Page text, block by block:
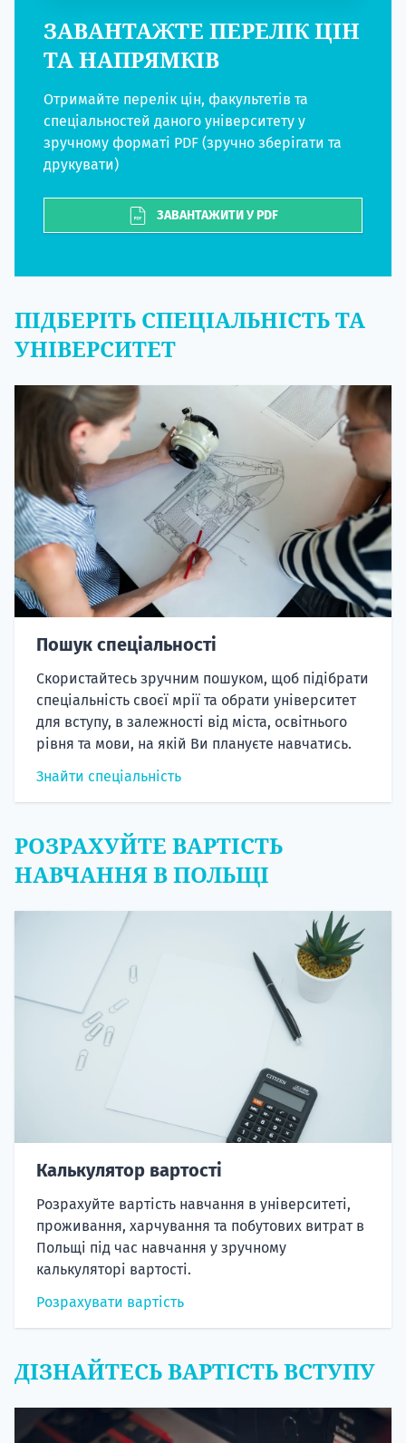
ЗАВАНТАЖТЕ ПЕРЕЛІК ЦІН
ТА НАПРЯМКІВ
Отримайте перелік цін, факультетів та
спеціальностей даного університету у
зручному форматі PDF (зручно зберігати та
друкувати)
ЗАВАНТАЖИТИ У PDF
ПІДБЕРІТЬ СПЕЦІАЛЬНІСТЬ ТА
УНІВЕРСИТЕТ
Пошук спеціальності
Скористайтесь зручним пошуком, щоб підібрати
спеціальність своєї мрії та обрати університет
для вступу, в залежності від міста, освітнього
рівня та мови, на якій Ви плануєте навчатись.
Знайти спеціальність
РОЗРАХУЙТЕ ВАРТІСТЬ
НАВЧАННЯ В ПОЛЬЩІ
Калькулятор вартості
Розрахуйте вартість навчання в університеті,
проживання, харчування та побутових витрат в
Польщі під час навчання у зручному
калькуляторі вартості.
Розрахувати вартість
ДІЗНАЙТЕСЬ ВАРТІСТЬ ВСТУПУ